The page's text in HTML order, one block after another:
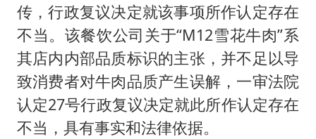
传，行政复议决定就该事项所作认定存在
不当。该餐饮公司关于“M12雪花牛肉”系
其店内内部品质标识的主张，并不足以导
致消费者对牛肉品质产生误解，一审法院
认定27号行政复议决定就此所作认定存在
不当，具有事实和法律依据。